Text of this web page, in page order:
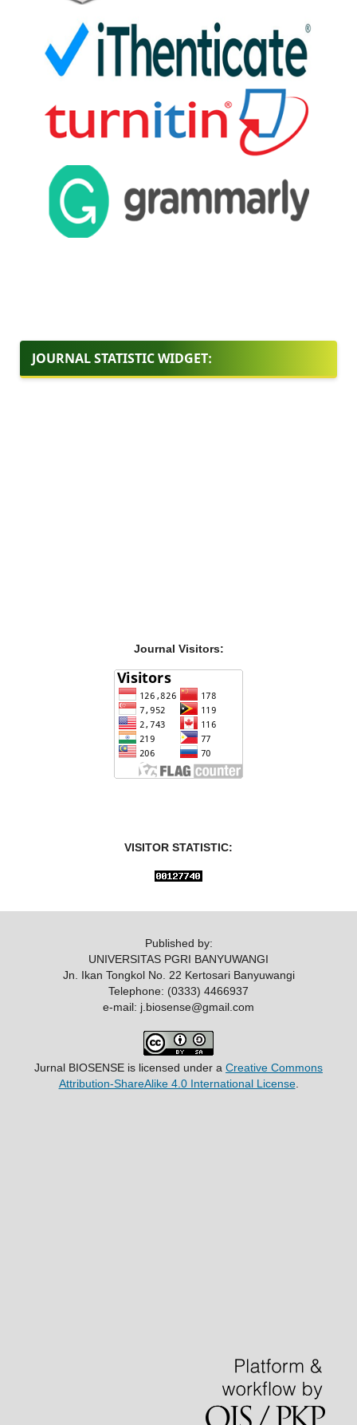
JOURNAL STATISTIC WIDGET:
Journal Visitors:
VISITOR STATISTIC:
Published by:
UNIVERSITAS PGRI BANYUWANGI
Jn. Ikan Tongkol No. 22 Kertosari Banyuwangi
Telephone: (0333) 4466937
e-mail: j.biosense@gmail.com
Jurnal BIOSENSE is licensed under a Creative Commons
Attribution-ShareAlike 4.0 International License.